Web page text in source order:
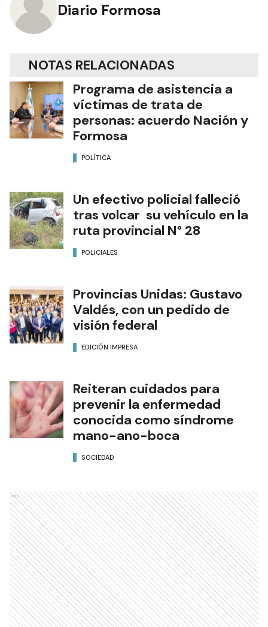
Diario Formosa
NOTAS RELACIONADAS
Programa de asistencia a
víctimas de trata de
personas: acuerdo Nación y
Formosa
POLÍTICA
Un efectivo policial falleció
tras volcar su vehículo en la
ruta provincial N° 28
POLICIALES
Provincias Unidas: Gustavo
Valdés, con un pedido de
visión federal
EDICIÓN IMPRESA
Reiteran cuidados para
prevenir la enfermedad
conocida como síndrome
mano-ano-boca
SOCIEDAD
Ads